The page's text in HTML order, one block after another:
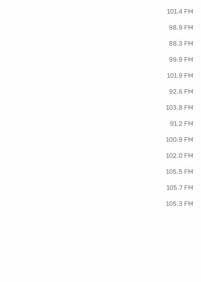
101.4 FM
98.9 FM
88.3 FM
99.9 FM
101.9 FM
92.6 FM
103.8 FM
91.2 FM
100.9 FM
102.0 FM
105.5 FM
105.7 FM
105.3 FM